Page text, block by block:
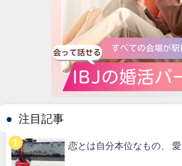
注目記事
恋とは自分本位なもの、